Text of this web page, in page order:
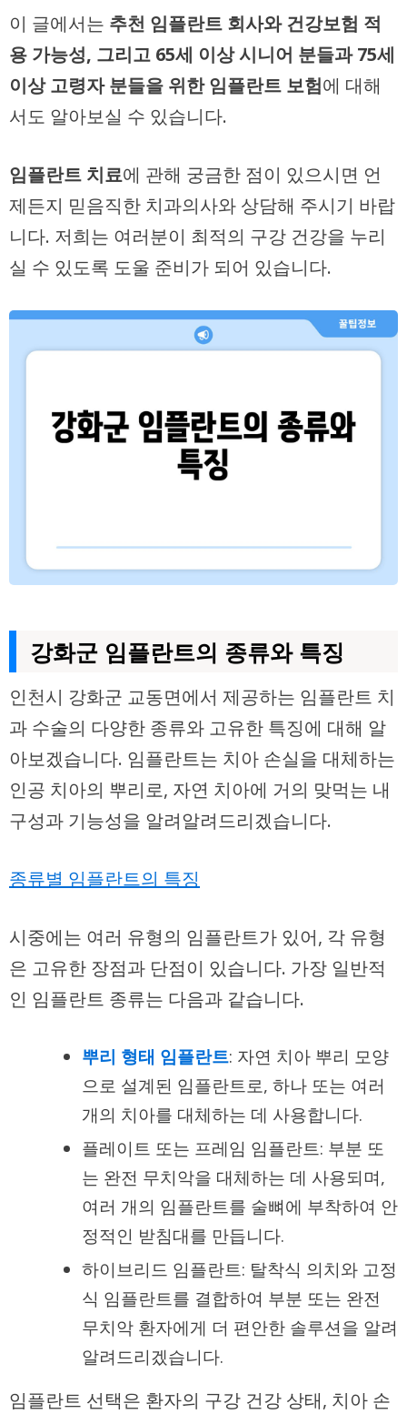
이 글에서는 추천 임플란트 회사와 건강보험 적
용 가능성, 그리고 65세 이상 시니어 분들과 75세
이상 고령자 분들을 위한 임플란트 보험에 대해
서도 알아보실 수 있습니다.
임플란트 치료에 관해 궁금한 점이 있으시면 언
제든지 믿음직한 치과의사와 상담해 주시기 바랍
니다. 저희는 여러분이 최적의 구강 건강을 누리
실 수 있도록 도울 준비가 되어 있습니다.
강화군 임플란트의 종류와 특징
인천시 강화군 교동면에서 제공하는 임플란트 치
과 수술의 다양한 종류와 고유한 특징에 대해 알
아보겠습니다. 임플란트는 치아 손실을 대체하는
인공 치아의 뿌리로, 자연 치아에 거의 맞먹는 내
구성과 기능성을 알려알려드리겠습니다.
종류별 임플란트의 특징
시중에는 여러 유형의 임플란트가 있어, 각 유형
은 고유한 장점과 단점이 있습니다. 가장 일반적
인 임플란트 종류는 다음과 같습니다.
뿌리 형태 임플란트: 자연 치아 뿌리 모양
으로 설계된 임플란트로, 하나 또는 여러
개의 치아를 대체하는 데 사용합니다.
플레이트 또는 프레임 임플란트: 부분 또
는 완전 무치악을 대체하는 데 사용되며,
여러 개의 임플란트를 술뼈에 부착하여 안
정적인 받침대를 만듭니다.
하이브리드 임플란트: 탈착식 의치와 고정
식 임플란트를 결합하여 부분 또는 완전
무치악 환자에게 더 편안한 솔루션을 알려
알려드리겠습니다.
임플란트 선택은 환자의 구강 건강 상태, 치아 손